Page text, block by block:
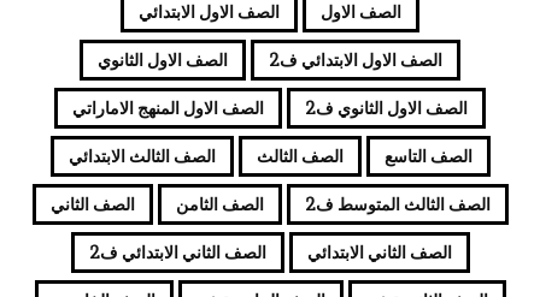
الصف الاول الصف الاول الابتدائي
الصف الاول الابتدائي ف2 الصف الاول الثانوي
الصف الاول الثانوي ف2 الصف الاول المنهج الاماراتي
الصف التاسع الصف الثالث الصف الثالث الابتدائي
الصف الثالث المتوسط ف2 الصف الثامن الصف الثاني
الصف الثاني الابتدائي الصف الثاني الابتدائي ف2